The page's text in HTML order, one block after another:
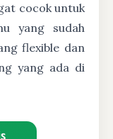
cocok untuk
yang sudah
flexible dan
yang ada di